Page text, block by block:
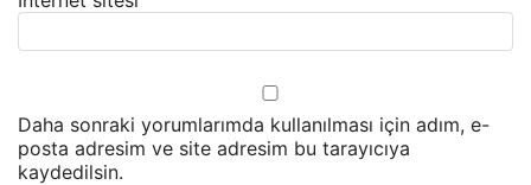
Daha sonraki yorumlarımda kullanılması için adım, e-
posta adresim ve site adresim bu tarayıcıya
kaydedilsin.